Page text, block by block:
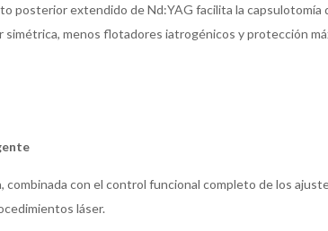
posterior extendido de Nd:YAG facilita la
simétrica, menos flotadores iatrogénicos y protección
con el control funcional completo de los
láser.